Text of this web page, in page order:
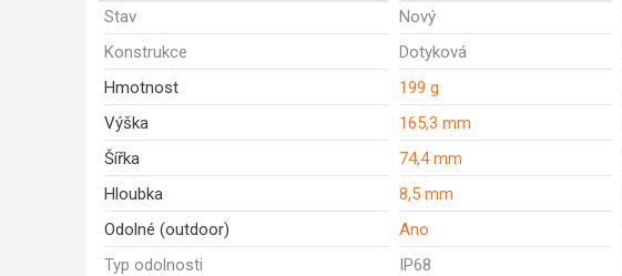
Stav
Nový
Konstrukce
Dotyková
Hmotnost
199 g
Výška
165,3 mm
Šířka
74,4 mm
Hloubka
8,5 mm
Odolné (outdoor)
Ano
Typ odolnosti
IP68